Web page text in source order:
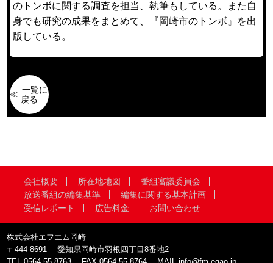
のトンボに関する調査を担当、執筆もしている。また自
身でも研究の成果をまとめて、『岡崎市のトンボ』を出
版している。
一覧に
戻る
会社概要 所在地地図
番組審議委員会
放送番組の編集基準
編集に関する基本計画
受信レポート
広告料金 お問い合わせ
株式会社エフエム岡崎
〒444-8691
愛知県岡崎市羽根四丁目8番地2